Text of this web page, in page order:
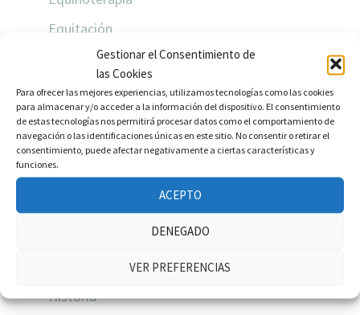
Gestionar el Consentimiento de
las Cookies
Para ofrecer las mejores experiencias, utilizamos tecnologías como las cookies
para almacenar y/o acceder a la información del dispositivo. El consentimiento
de estas tecnologías nos permitirá procesar datos como el comportamiento de
navegación o las identificaciones únicas en este sitio. No consentir o retirar el
consentimiento, puede afectar negativamente a ciertas características y
funciones.
ACEPTO
DENEGADO
VER PREFERENCIAS
Equitación
Eventos
Fiesta
Ganadería
Genealogía
Historia